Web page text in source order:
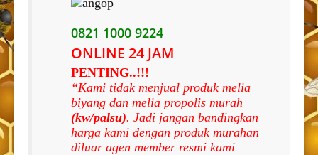
0821 1000 9224
ONLINE 24 JAM
PENTING..!!!
“Kami tidak menjual produk melia
biyang dan melia propolis murah
(kw/palsu). Jadi jangan bandingkan
harga kami dengan produk murahan
diluar agen member resmi kami